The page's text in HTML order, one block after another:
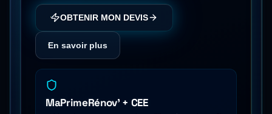
OBTENIR MON DEVIS
En savoir plus
MaPrimeRénov' + CEE